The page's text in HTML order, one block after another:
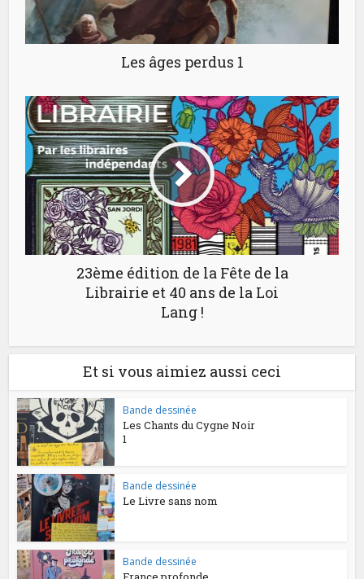
Les âges perdus 1
23ème édition de la Fête de la
Librairie et 40 ans de la Loi
Lang !
Et si vous aimiez aussi ceci
Bande dessinée
Les Chants du Cygne Noir
1
Bande dessinée
Le Livre sans nom
Bande dessinée